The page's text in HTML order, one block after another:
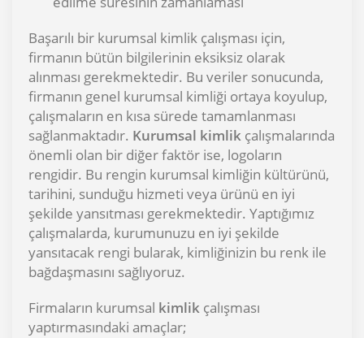
Başarılı bir kurumsal kimlik çalışması için,
firmanın bütün bilgilerinin eksiksiz olarak
alınması gerekmektedir. Bu veriler sonucunda,
firmanın genel kurumsal kimliği ortaya koyulup,
çalışmaların en kısa sürede tamamlanması
sağlanmaktadır. Kurumsal kimlik çalışmalarında
önemli olan bir diğer faktör ise, logoların
rengidir. Bu rengin kurumsal kimliğin kültürünü,
tarihini, sunduğu hizmeti veya ürünü en iyi
şekilde yansıtması gerekmektedir. Yaptığımız
çalışmalarda, kurumunuzu en iyi şekilde
yansıtacak rengi bularak, kimliğinizin bu renk ile
bağdaşmasını sağlıyoruz.
Firmaların kurumsal kimlik çalışması
yaptırmasındaki amaçlar;